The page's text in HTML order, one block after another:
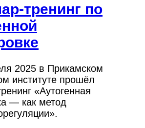
тренинг по
2025 в Прикамском
институте прошёл
«Аутогенная
— как метод